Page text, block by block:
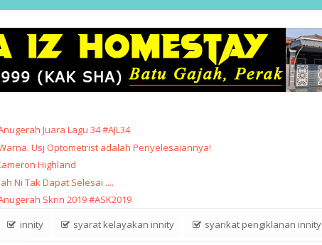
Juara Lagu 34 #AJL34
Usj Optometrist adalah Penyelesaiannya!
Highland
Ni Tak Dapat Selesai ....
Skrin 2019 #ASK2019
innity syarat kelayakan innity syarikat pengiklanan innity